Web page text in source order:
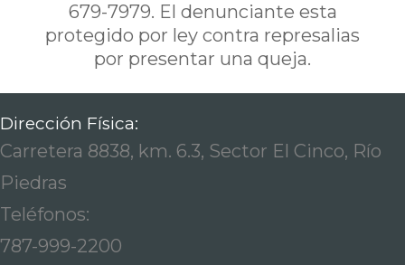
679-7979. El denunciante esta
protegido por ley contra represalias
por presentar una queja.
Dirección Física:
Carretera 8838, km. 6.3, Sector El Cinco, Río
Piedras
Teléfonos:
787-999-2200